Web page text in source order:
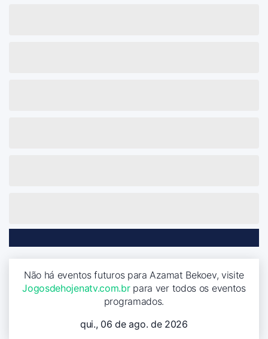
Não há eventos futuros para Azamat Bekoev, visite
Jogosdehojenatv.com.brpara ver todos os eventos
programados.
qui., 06 de ago. de 2026